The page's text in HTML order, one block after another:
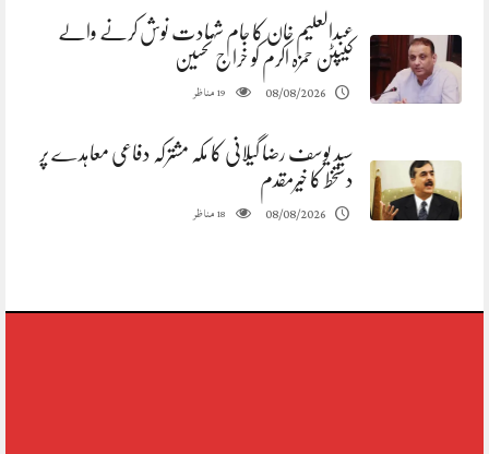
عبدالعلیم خان کا جام شہادت نوش کرنے والے
کیپٹن حمزہ اکرم کو خراج تحسین
08/08/2026
19مناظر
سید یوسف رضا گیلانی کا مکہ مشترکہ دفاعی معاہدے پر
دستخط کا خیرمقدم
08/08/2026
18مناظر